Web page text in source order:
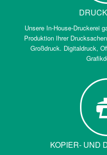
Unsere In-House-Druckerei
Produktion Ihrer
Großdruck. Digitaldruck,
KOPIER- UND